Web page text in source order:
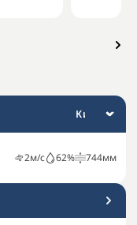
2м/с 62% 744мм